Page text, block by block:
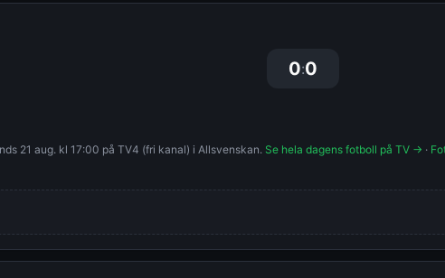
0:0
21 aug. kl 17:00 på TV4 (fri kanal) i Allsvenskan. Se hela dagens fotboll på TV → ·